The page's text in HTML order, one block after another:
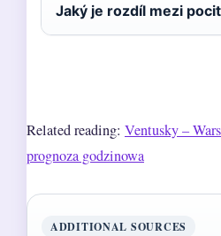
Jaký je rozdíl mezi
Related reading: Ventusky –
prognoza godzinowa
ADDITIONAL SOURCES